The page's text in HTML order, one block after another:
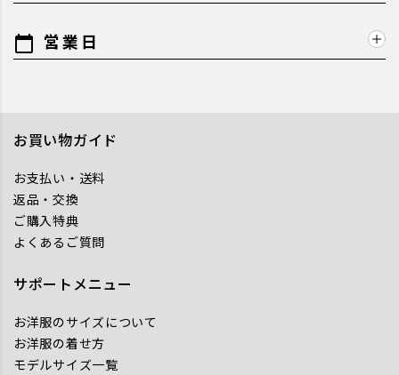
calendar_today 営業日
お買い物ガイド
お支払い・送料
返品・交換
ご購入特典
よくあるご質問
サポートメニュー
お洋服のサイズについて
お洋服の着せ方
モデルサイズ一覧